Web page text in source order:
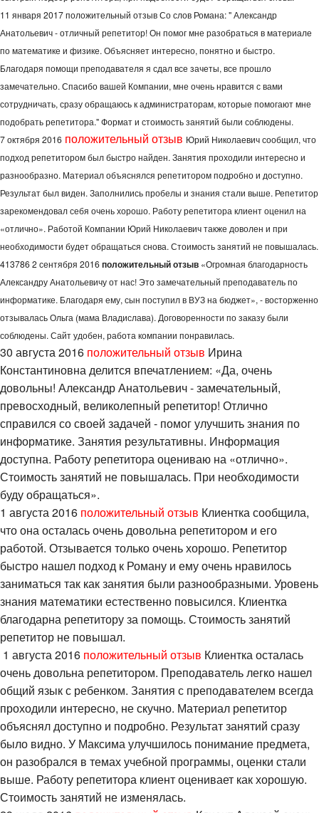
11 января 2017 положительный отзыв Со слов Романа: " Александр
Анатольевич - отличный репетитор! Он помог мне разобраться в материале
по математике и физике. Объясняет интересно, понятно и быстро.
Благодаря помощи преподавателя я сдал все зачеты, все прошло
замечательно. Спасибо вашей Компании, мне очень нравится с вами
сотрудничать, сразу обращаюсь к администраторам, которые помогают мне
подобрать репетитора." Формат и стоимость занятий были соблюдены.
7 октября 2016 положительный отзыв Юрий Николаевич сообщил, что
подход репетитором был быстро найден. Занятия проходили интересно и
разнообразно. Материал объяснялся репетитором подробно и доступно.
Результат был виден. Заполнились пробелы и знания стали выше. Репетитор
зарекомендовал себя очень хорошо. Работу репетитора клиент оценил на
«отлично». Работой Компании Юрий Николаевич также доволен и при
необходимости будет обращаться снова. Стоимость занятий не повышалась.
413786 2 сентября 2016положительный отзыв «Огромная благодарность
Александру Анатольевичу от нас! Это замечательный преподаватель по
информатике. Благодаря ему, сын поступил в ВУЗ на бюджет», - восторженно
отзывалась Ольга (мама Владислава). Договоренности по заказу были
соблюдены. Сайт удобен, работа компании понравилась.
30 августа 2016 положительный отзыв Ирина
Константиновна делится впечатлением: «Да, очень
довольны! Александр Анатольевич - замечательный,
превосходный, великолепный репетитор! Отлично
справился со своей задачей - помог улучшить знания по
информатике. Занятия результативны. Информация
доступна. Работу репетитора оцениваю на «отлично».
Стоимость занятий не повышалась. При необходимости
буду обращаться».
1 августа 2016 положительный отзыв Клиентка сообщила,
что она осталась очень довольна репетитором и его
работой. Отзывается только очень хорошо. Репетитор
быстро нашел подход к Роману и ему очень нравилось
заниматься так как занятия были разнообразными. Уровень
знания математики естественно повысился. Клиентка
благодарна репетитору за помощь. Стоимость занятий
репетитор не повышал.
1 августа 2016 положительный отзыв Клиентка осталась
очень довольна репетитором. Преподаватель легко нашел
общий язык с ребенком. Занятия с преподавателем всегда
проходили интересно, не скучно. Материал репетитор
объяснял доступно и подробно. Результат занятий сразу
было видно. У Максима улучшилось понимание предмета,
он разобрался в темах учебной программы, оценки стали
выше. Работу репетитора клиент оценивает как хорошую.
Стоимость занятий не изменялась.